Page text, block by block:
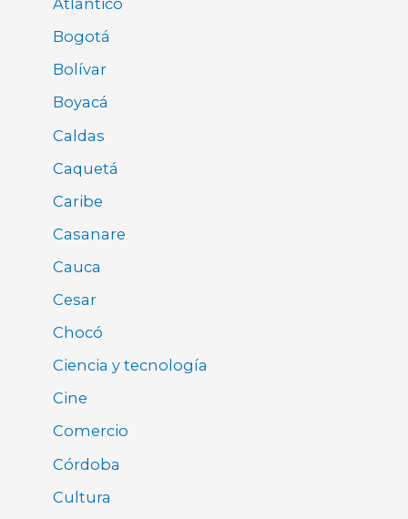
Atlántico
Bogotá
Bolívar
Boyacá
Caldas
Caquetá
Caribe
Casanare
Cauca
Cesar
Chocó
Ciencia y tecnología
Cine
Comercio
Córdoba
Cultura